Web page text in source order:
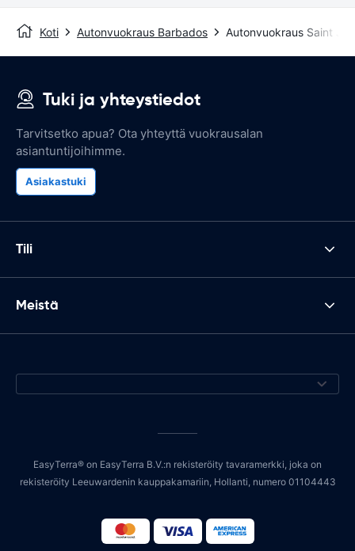
Koti Autonvuokraus Barbados Autonvuokraus Saint
Tuki ja yhteystiedot
Tarvitsetko apua? Ota yhteyttä vuokrausalan
asiantuntijoihimme.
Asiakastuki
Tili
Meistä
EasyTerra® on EasyTerra B.V.:n rekisteröity tavaramerkki, joka on
rekisteröity Leeuwardenin kauppakamariin, Hollanti, numero 01104443